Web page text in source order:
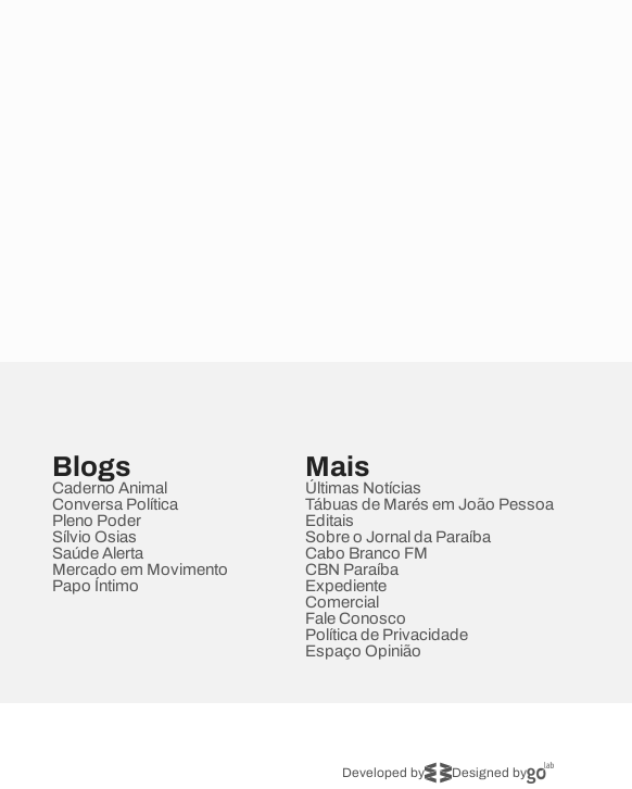
Blogs
Caderno Animal
Conversa Política
Pleno Poder
Sílvio Osias
Saúde Alerta
Mercado em Movimento
Papo Íntimo
Mais
Últimas Notícias
Tábuas de Marés em João Pessoa
Editais
Sobre o Jornal da Paraíba
Cabo Branco FM
CBN Paraíba
Expediente
Comercial
Fale Conosco
Política de Privacidade
Espaço Opinião
Developed by Designed by